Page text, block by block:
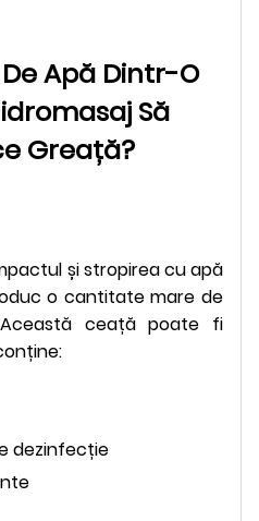
Apă Dintr-O
Să
Greață?
și stropirea cu apă
o cantitate mare de
ceață poate fi
dezinfecție